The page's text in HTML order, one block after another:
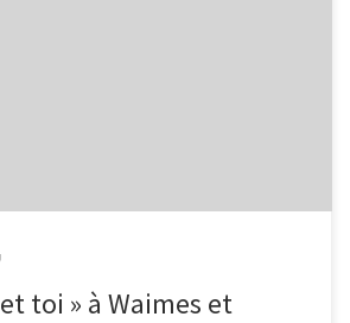
toi » à Waimes et